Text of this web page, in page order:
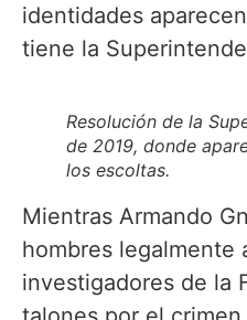
identidades
tiene la
Resolución de la
de 2019, donde
los escoltas.
Mientras Armando
hombres legalmente
investigadores de la